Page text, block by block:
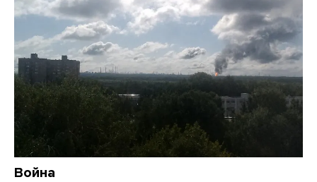
Война